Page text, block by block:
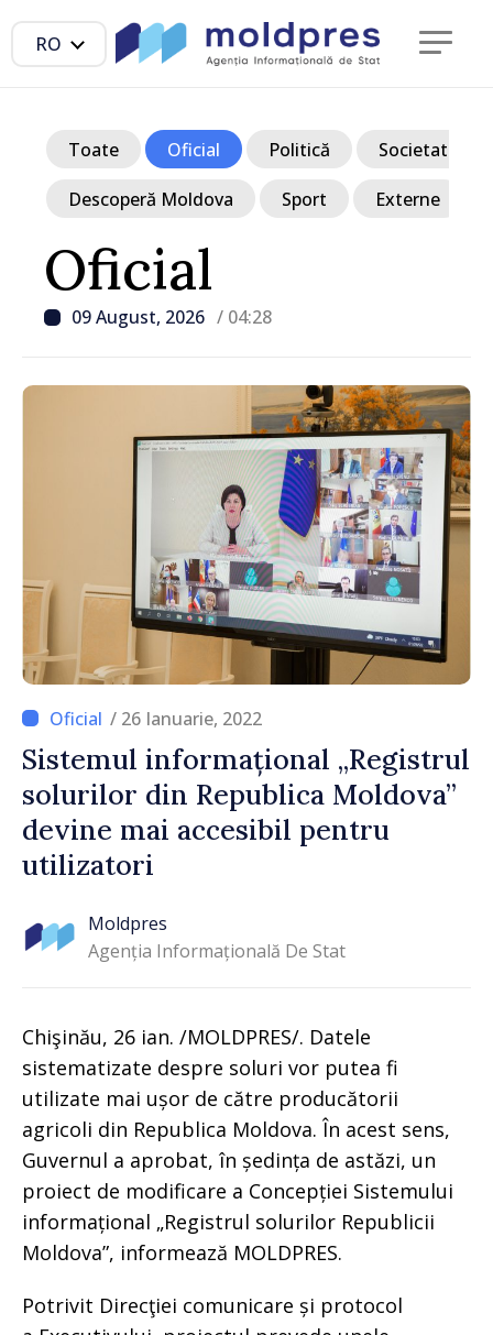
RO
Oficial
09 August, 2026 / 04:28
Toate Oficial Politică Societate
Descoperă Moldova Sport Externe
/ 26 Ianuarie, 2022
Sistemul informațional „Registrul
solurilor din Republica Moldova”
devine mai accesibil pentru
utilizatori
Moldpres
Agenția Informațională De Stat
Chişinău, 26 ian. /MOLDPRES/. Datele
sistematizate despre soluri vor putea fi
utilizate mai ușor de către producătorii
agricoli din Republica Moldova. În acest sens,
Guvernul a aprobat, în ședința de astăzi, un
proiect de modificare a Concepției Sistemului
informațional „Registrul solurilor Republicii
Moldova”, informează MOLDPRES.
Potrivit Direcţiei comunicare și protocol